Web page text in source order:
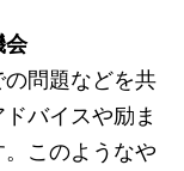
会
問題などを共
バイスや励ま
このようなや